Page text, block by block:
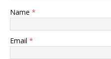
Name *
Email *